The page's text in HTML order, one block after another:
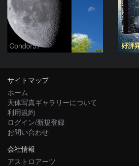
Condor57
サイトマップ
ホーム
天体写真ギャラリーについて
利用規約
ログイン/新規登録
お問い合わせ
会社情報
アストロアーツ